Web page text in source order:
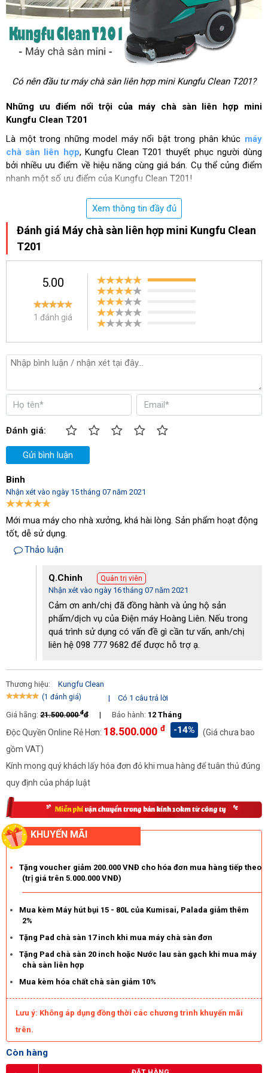
Có nên đầu tư máy chà sàn liên hợp mini Kungfu Clean T201?
Những ưu điểm nổi trội của máy chà sàn liên hợp mini
Kungfu Clean T201
Là một trong những model máy nổi bật trong phân khúc máy
chà sàn liên hợp, Kungfu Clean T201 thuyết phục người dùng
bởi nhiều ưu điểm về hiệu năng cùng giá bán. Cụ thể củng điểm
nhanh một số ưu điểm của Kungfu Clean T201!
Kiểu dáng hiện đại, nhỏ gọn
Khác với kích thước có phần to lớn của các thiết bị có cùng chức
năng, Kungfu Clean T201 ghi điểm với kiểu dáng hiện đại, nhỏ
gọn. Máy chỉ có trọng lượng khoảng 60kg với thông số kích
thước 840x520x870mm.
Đa dạng tính năng, hiệu quả vượt trội
Là dòng máy chà sàn liên hợp chuyên dụng, T201 sở hữu đồng
thời khả năng hút và xả cùng lúc. Điều này giúp mặt sàn luôn
được khô ráo, hạn chế trơn trượt, nguy hiểm cho người sử dụng.
Thiết bị được sử dụng hiệu quả trên nhiều loại sàn nhà
Máy hoạt động với công suất 900W với khả năng làm sạch lên tới
1450 m2/h. Qua đó đáp ứng hiệu quả lượng công việc vệ sinh,
làm sạch tại hầu hết các đơn vị, nhà xưởng. Đi kèm với máy là bộ
phụ kiện máy chà sàn đa năng với nhiều đầu chải giúp quá trình
làm sạch mặt sàn trở nên hiệu quả, dễ dàng hơn.
Bền bỉ, tiện dụng
Hãng sử dụng nhựa ABS cùng inox không gỉ cho toàn bộ thân
đem đến độ bền bỉ cùng khả năng chịu lực cực tốt.
Thiết kế tay cầm cùng bánh xe đa chiều cũng được hãng tích hợp
trên T201. Qua đó giúp việc di chuyển hay điều hướng máy chà
sàn trở nên đặc biệt đơn giản, tiện dụng.
Thương hiệu uy tín, giá bán phải chăng
Nếu có quan tâm đến các thương hiệu máy đánh sàn trên thị
một thương hiệu giá rẻ đến từ Trung Quốc với chất lượng cùng
độ bền tương đối tốt.
Dĩ nhiên giá bán cũng là một trong những lợi thế lớn của Kungfu
Clean T201. Hiện sản phẩm đang được phân phối chính hãng tại
Điện máy Hoàng Liênvới mức báo giá cực tốt. Bên cạnh đó là
vô vàn những ưu đãi cùng quà tặng cực giá trị khác.
Xem thông tin đầy đủ
Đánh giá Máy chà sàn liên hợp mini Kungfu Clean
T201
5.00
1 đánh giá
Đánh giá:
Gửi bình luận
Binh
Nhận xét vào ngày 15 tháng 07 năm 2021
Mới mua máy cho nhà xưởng, khá hài lòng. Sản phẩm hoạt động
tốt, dễ sử dụng.
Thảo luận
Q.Chinh Quản trị viên
Nhận xét vào ngày 16 tháng 07 năm 2021
Cảm ơn anh/chị đã đồng hành và ủng hộ sản
phẩm/dịch vụ của Điện máy Hoàng Liên. Nếu trong
quá trình sử dụng có vấn đề gì cần tư vấn, anh/chị
liên hệ 098 777 9682 để được hỗ trợ ạ.
Thương hiệu: Kungfu Clean
(1 đánh giá) |
Có 1 câu trả lời
Giá hãng: 21.500.000đđ | Bảo hành: 12 Tháng
Độc Quyền Online Rẻ Hơn: 18.500.000 đ -14%
(Giá chưa bao
gồm VAT)
Kính mong quý khách lấy hóa đơn đỏ khi mua hàng để tuân thủ đúng
quy định của pháp luật
KHUYẾN MÃI
Tặng voucher giảm 200.000 VNĐ cho hóa đơn mua hàng tiếp theo
(trị giá trên 5.000.000 VNĐ)
Mua kèm Máy hút bụi 15 - 80L của Kumisai, Palada giảm thêm
2%
Tặng Pad chà sàn 17 inch khi mua máy chà sàn đơn
Tặng Pad chà sàn 20 inch hoặc Nước lau sàn gạch khi mua máy
chà sàn liên hợp
Mua kèm hóa chất chà sàn giảm 10%
Lưu ý: Không áp dụng đồng thời các chương trình khuyến mãi
trên.
Còn hàng